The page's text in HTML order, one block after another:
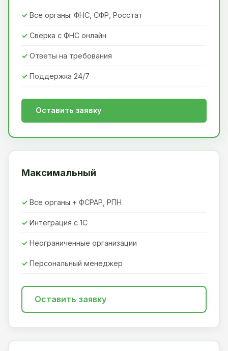
Все органы: ФНС, СФР, Росстат
Сверка с ФНС онлайн
Ответы на требования
Поддержка 24/7
Оставить заявку
Максимальный
Все органы + ФСРАР, РПН
Интеграция с 1С
Неограниченные организации
Персональный менеджер
Оставить заявку